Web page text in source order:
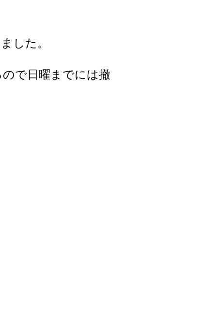
した。
で日曜までには撤